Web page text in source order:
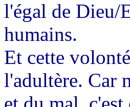
l'égal de Dieu/
humains.
Et cette
l'adultère. Car